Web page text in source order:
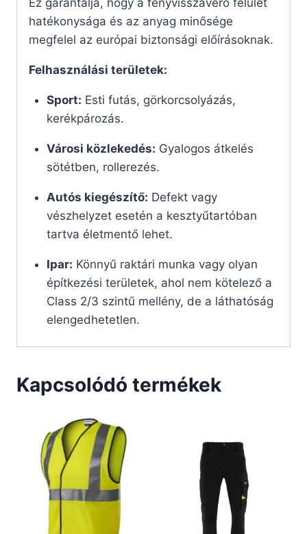
hatékonysága és az anyag minősége
megfelel az európai biztonsági előírásoknak.
Felhasználási területek:
Sport: Esti futás, görkorcsolyázás,
kerékpározás.
Városi közlekedés: Gyalogos átkelés
sötétben, rollerezés.
Autós kiegészítő: Defekt vagy
vészhelyzet esetén a kesztyűtartóban
tartva életmentő lehet.
Ipar: Könnyű raktári munka vagy olyan
építkezési területek, ahol nem kötelező a
Class 2/3 szintű mellény, de a láthatóság
elengedhetetlen.
Kapcsolódó termékek